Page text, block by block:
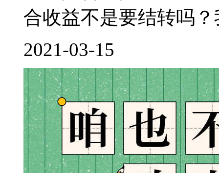
合收益不是要结转吗
2021-03-15